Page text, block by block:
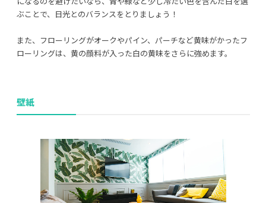
ぶことで、日光とのバランスをとりましょう！
また、フローリングがオークやパイン、パーチなど黄味がかったフ
ローリングは、黄の顔料が入った白の黄味をさらに強めます。
壁紙